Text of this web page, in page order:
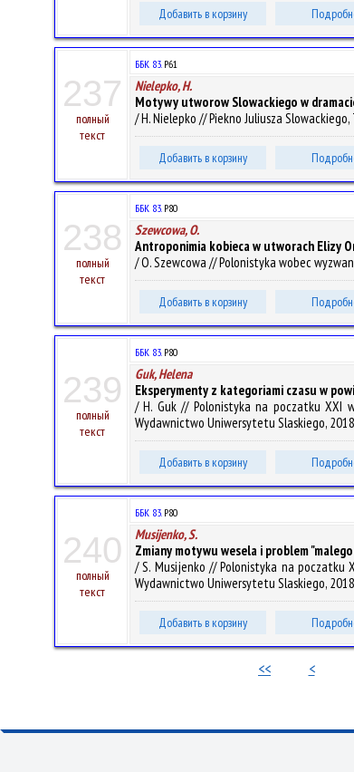
Добавить в корзину
237
полный
текст
ББК 83.P61
Nielepko, H.
Motywy utworow Slowackiego w
/ H. Nielepko // Piekno Juliusza
Добавить в корзину
238
полный
текст
ББК 83.P80
Szewcowa, O.
Antroponimia kobieca w utworach Elizy
/ O. Szewcowa // Polonistyka wobec
Добавить в корзину
239
полный
текст
ББК 83.P80
Guk, Helena
Eksperymenty z kategoriami czasu w
/ H. Guk // Polonistyka na poczatku XXI
Wydawnictwo Uniwersytetu Slaskiego,
Добавить в корзину
240
полный
текст
ББК 83.P80
Musijenko, S.
Zmiany motywu wesela i problem
/ S. Musijenko // Polonistyka na poczatku
Wydawnictwo Uniwersytetu Slaskiego,
Добавить в корзину
<< <